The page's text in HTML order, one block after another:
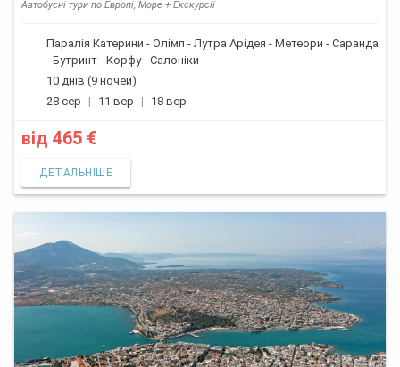
Автобусні тури по Европі, Море + Екскурсії
Паралія Катерини - Олімп - Лутра Арідея - Метеори - Саранда
- Бутринт - Корфу - Салоніки
10 днів (9 ночей)
28 сер
11 вер 18 вер
від 465 €
ДЕТАЛЬНІШЕ